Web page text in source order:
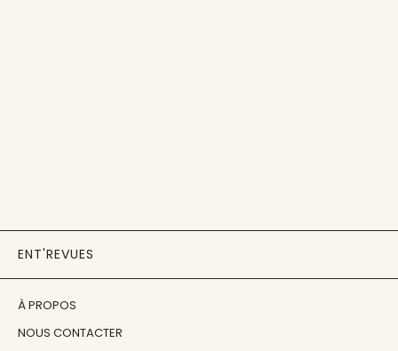
ENT'REVUES
À PROPOS
NOUS CONTACTER